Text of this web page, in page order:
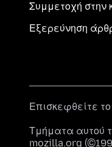
Συμμετοχή στην
Εξερεύνηση
Επισκεφθείτε το
Τμήματα αυτού
mozilla.org